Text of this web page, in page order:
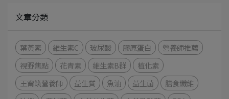
文章分類
葉黃素 維生素C 玻尿酸 膠原蛋白
營養師推薦
視野焦點
花青素 維生素B群
植化素
王甯筑營養師
益生質 魚油 益生菌
膳食纖維